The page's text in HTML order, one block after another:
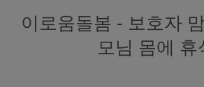
이로움돌봄 - 보호자
모님 몸에 휴